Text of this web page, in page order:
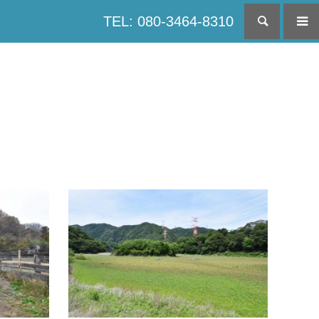
TEL: 080-3464-8310 検索